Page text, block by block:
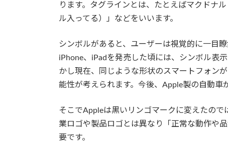
ります。タグラインとは、たとえばマクドナ
ル入ってる）」などをいいます。
シンボルがあると、ユーザーは視覚的に一目
iPhone、iPadを発売した頃には、シンボル表
かし現在、同じような形状のスマートフォン
能性が考えられます。今後、Apple製の自動車
そこでAppleは黒いリンゴマークに変えたの
業ロゴや製品ロゴとは異なり「正常な動作や
要です。